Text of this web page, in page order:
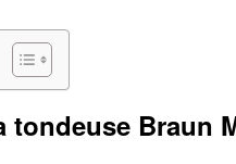
Braun